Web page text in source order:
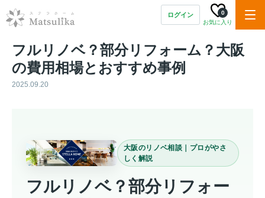
ログイン
お気に入り
0
フルリノベ？部分リフォーム？大阪
の費用相場とおすすめ事例
2025.09.20
大阪のリノベ相談｜プロがやさ
しく解説
フルリノベ？部分リフォー